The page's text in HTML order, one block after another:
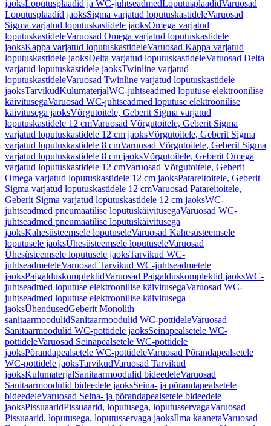
jaoksLoputusplaadid ja WC-juhtseadmedLoputusplaadidVaruosad
Loputusplaadid jaoksSigma varjatud loputuskastideleVaruosad
Sigma varjatud loputuskastidele jaoksOmega varjatud
loputuskastideleVaruosad Omega varjatud loputuskastidele
jaoksKappa varjatud loputuskastideleVaruosad Kappa varjatud
loputuskastidele jaoksDelta varjatud loputuskastideleVaruosad Delta
varjatud loputuskastidele jaoksTwinline varjatud
loputuskastideleVaruosad Twinline varjatud loputuskastidele
jaoksTarvikudKulumaterjalWC-juhtseadmed loputuse elektroonilise
käivitusegaVaruosad WC-juhtseadmed loputuse elektroonilise
käivitusega jaoksVõrgutoitele, Geberit Sigma varjatud
loputuskastidele 12 cmVaruosad Võrgutoitele, Geberit Sigma
varjatud loputuskastidele 12 cm jaoksVõrgutoitele, Geberit Sigma
varjatud loputuskastidele 8 cmVaruosad Võrgutoitele, Geberit Sigma
varjatud loputuskastidele 8 cm jaoksVõrgutoitele, Geberit Omega
varjatud loputuskastidele 12 cmVaruosad Võrgutoitele, Geberit
Omega varjatud loputuskastidele 12 cm jaoksPatareitoitele, Geberit
Sigma varjatud loputuskastidele 12 cmVaruosad Patareitoitele,
Geberit Sigma varjatud loputuskastidele 12 cm jaoksWC-
juhtseadmed pneumaatilise loputuskäivitusegaVaruosad WC-
juhtseadmed pneumaatilise loputuskäivitusega
jaoksKahesüsteemsele loputuseleVaruosad Kahesüsteemsele
loputusele jaoksÜhesüsteemsele loputuseleVaruosad
Ühesüsteemsele loputusele jaoksTarvikud WC-
juhtseadmeteleVaruosad Tarvikud WC-juhtseadmetele
jaoksPaigalduskomplektidVaruosad Paigalduskomplektid jaoksWC-
juhtseadmed loputuse elektroonilise käivitusegaVaruosad WC-
juhtseadmed loputuse elektroonilise käivitusega
jaoksÜhendusedGeberit Monolith
sanitaarmoodulidSanitaarmoodulid WC-pottideleVaruosad
Sanitaarmoodulid WC-pottidele jaoksSeinapealsetele WC-
pottideleVaruosad Seinapealsetele WC-pottidele
jaoksPõrandapealsetele WC-pottideleVaruosad Põrandapealsetele
WC-pottidele jaoksTarvikudVaruosad Tarvikud
jaoksKulumaterjalSanitaarmoodulid bideedeleVaruosad
Sanitaarmoodulid bideedele jaoksSeina- ja põrandapealsetele
bideedeleVaruosad Seina- ja põrandapealsetele bideedele
jaoksPissuaaridPissuaarid, loputusega, loputusservagaVaruosad
Pissuaarid, loputusega, loputusservaga jaoksIlma kaanetaVaruosad